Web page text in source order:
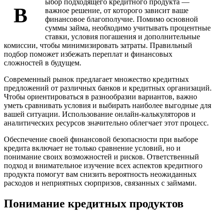
В
важное решение, от которого зависит ваше
финансовое благополучие. Помимо основной
суммы займа, необходимо учитывать процентные
ставки, условия погашения и дополнительные
комиссии, чтобы минимизировать затраты. Правильный
подбор поможет избежать переплат и финансовых
сложностей в будущем.
Современный рынок предлагает множество кредитных
предложений от различных банков и кредитных организаций.
Чтобы ориентироваться в разнообразии вариантов, важно
уметь сравнивать условия и выбирать наиболее выгодные для
вашей ситуации. Использование онлайн-калькуляторов и
аналитических ресурсов значительно облегчает этот процесс.
Обеспечение своей финансовой безопасности при выборе
кредита включает не только сравнение условий, но и
понимание своих возможностей и рисков. Ответственный
подход и внимательное изучение всех аспектов кредитного
продукта помогут вам снизить вероятность неожиданных
расходов и неприятных сюрпризов, связанных с займами.
Понимание кредитных продуктов